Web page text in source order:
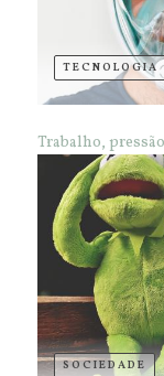
TECNOLOGIA
Trabalho,
SOCIEDADE